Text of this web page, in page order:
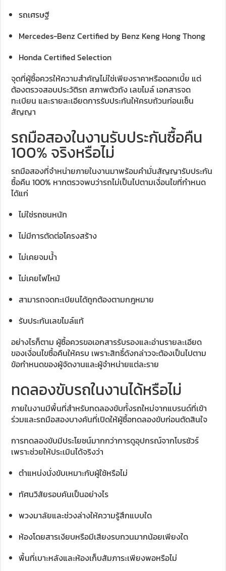
รถเศรษฐี
Mercedes-Benz Certified by Benz Keng Hong Thong
Honda Certified Selection
จุดที่ผู้ซื้อควรให้ความสำคัญไม่ใช่เพียงราคาหรือดอกเบี้ย แต่
ต้องตรวจสอบประวัติรถ สภาพตัวถัง เลขไมล์ เอกสารจด
ทะเบียน และรายละเอียดการรับประกันให้ครบถ้วนก่อนเซ็น
สัญญา
รถมือสองในงานรับประกันซื้อคืน
100% จริงหรือไม่
รถมือสองที่จำหน่ายภายในงานมาพร้อมคำมั่นสัญญารับประกัน
ซื้อคืน 100% หากตรวจพบว่ารถไม่เป็นไปตามเงื่อนไขที่กำหนด
ได้แก่
ไม่ใช่รถชนหนัก
ไม่มีการตัดต่อโครงสร้าง
ไม่เคยจมน้ำ
ไม่เคยไฟไหม้
สามารถจดทะเบียนได้ถูกต้องตามกฎหมาย
รับประกันเลขไมล์แท้
อย่างไรก็ตาม ผู้ซื้อควรขอเอกสารรับรองและอ่านรายละเอียด
ของเงื่อนไขซื้อคืนให้ครบ เพราะสิทธิ์ดังกล่าวจะต้องเป็นไปตาม
ข้อกำหนดของผู้จัดงานและผู้จำหน่ายแต่ละราย
ทดลองขับรถในงานได้หรือไม่
ภายในงานมีพื้นที่สำหรับทดลองขับทั้งรถใหม่จากแบรนด์ที่เข้า
ร่วมและรถมือสองบางคันที่เปิดให้ผู้ซื้อทดลองขับก่อนตัดสินใจ
การทดลองขับมีประโยชน์มากกว่าการดูอุปกรณ์จากโบรชัวร์
เพราะช่วยให้ประเมินได้จริงว่า
ตำแหน่งนั่งขับเหมาะกับผู้ใช้หรือไม่
ทัศนวิสัยรอบคันเป็นอย่างไร
พวงมาลัยและช่วงล่างให้ความรู้สึกแบบใด
ห้องโดยสารเงียบหรือมีเสียงรบกวนมากน้อยเพียงใด
พื้นที่เบาะหลังและห้องเก็บสัมภาระเพียงพอหรือไม่